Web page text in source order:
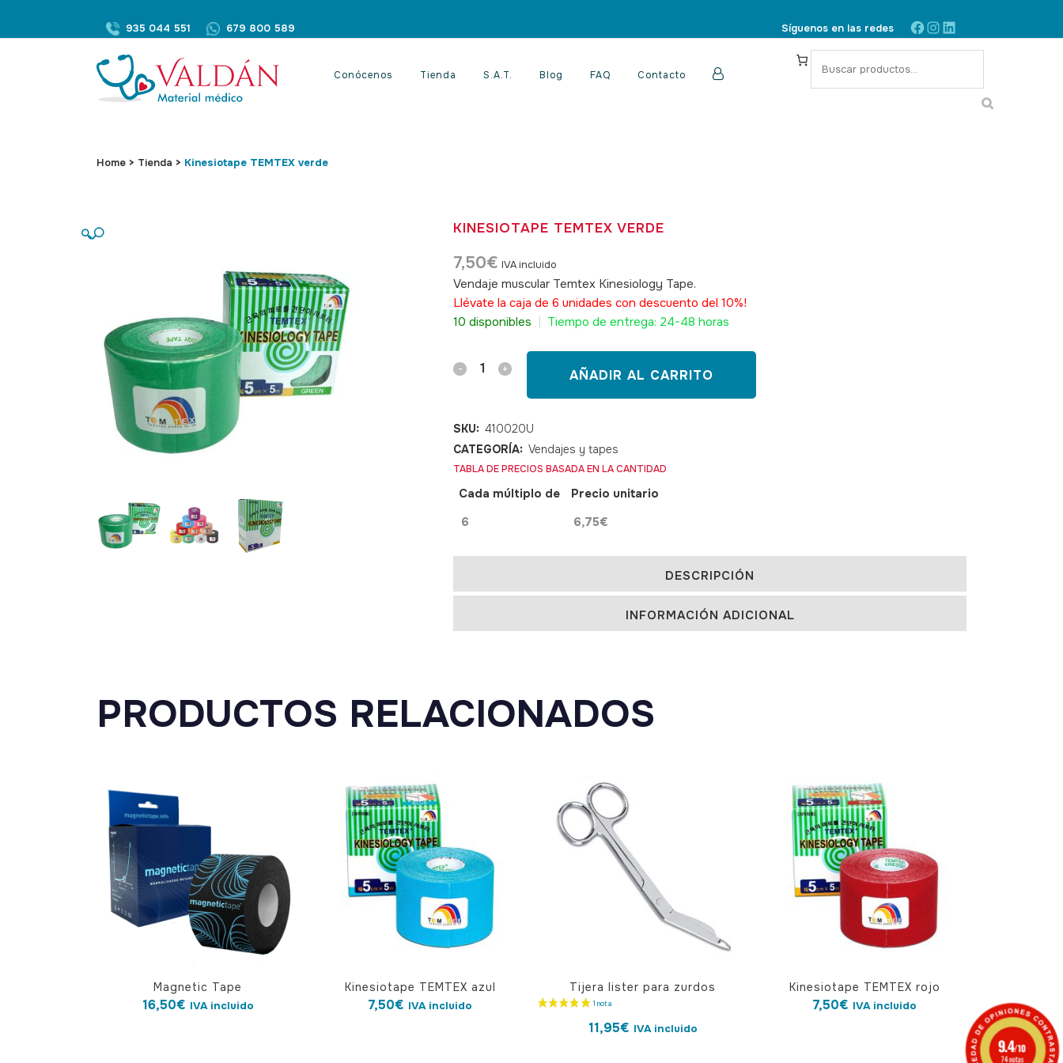
935 044 551 679 800 589 Síguenos en las redes Facebook
Instagram
LinkedIn
S
Conócenos Tienda S.A.T. Blog FAQ Contacto
Home > Tienda > Kinesiotape TEMTEX verde
🔍 KINESIOTAPE TEMTEX VERDE
7,50€ IVA incluido
Vendaje muscular Temtex Kinesiology Tape.
Llévate la caja de 6 unidades con descuento del 10%!
10 disponibles
Tiempo de entrega: 24-48 horas
Kinesiotape
verde
quantity
AÑADIR AL CARRITO
SKU: 410020U
CATEGORÍA: Vendajes y tapes
TABLA DE PRECIOS BASADA EN LA CANTIDAD
Cada múltiplo de
Precio unitario
6
6,75€
DESCRIPCIÓN
INFORMACIÓN ADICIONAL
PRODUCTOS RELACIONADOS
Magnetic Tape
16,50€ IVA incluido
Kinesiotape TEMTEX azul
7,50€ IVA incluido
Tijera lister para zurdos
11,95€ IVA incluido
Kinesiotape TEMTEX rojo
7,50€ IVA incluido
9.4/10
74 notas